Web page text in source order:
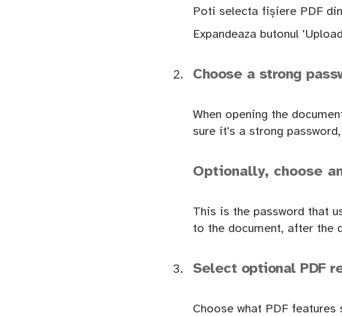
Poti selecta fișiere PDF
Expandeaza butonul
Choose a strong
When opening the
sure it's a strong
Optionally, choose
This is the password that
to the document, after the
Select optional PDF
Choose what PDF